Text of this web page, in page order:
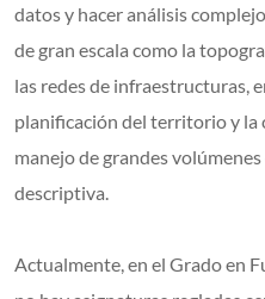
datos y hacer análisis
de gran escala como la
las redes de infraestructuras,
planificación del territorio y la
manejo de grandes
descriptiva.
Actualmente, en el Grado en